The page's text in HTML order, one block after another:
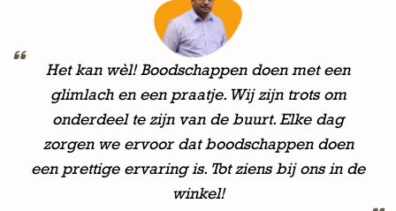
Het kan wèl! Boodschappen doen met een
glimlach en een praatje. Wij zijn trots om
onderdeel te zijn van de buurt. Elke dag
zorgen we ervoor dat boodschappen doen
een prettige ervaring is. Tot ziens bij ons in de
winkel!